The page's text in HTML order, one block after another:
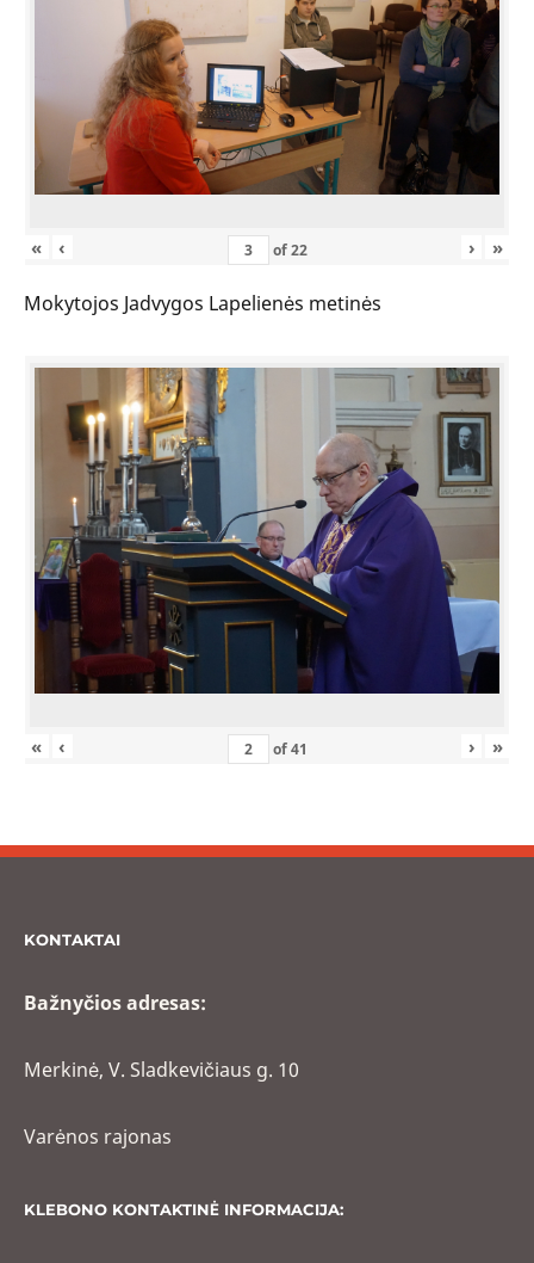
« ‹ of22 › »
Mokytojos Jadvygos Lapelienės metinės
« ‹ of41 › »
KONTAKTAI
Bažnyčios adresas:
Merkinė, V. Sladkevičiaus g. 10
Varėnos rajonas
KLEBONO KONTAKTINĖ INFORMACIJA: